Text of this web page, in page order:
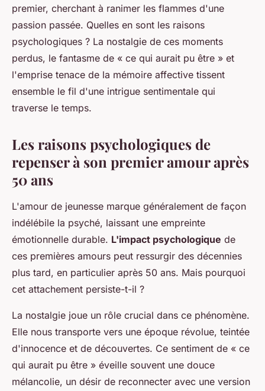
premier, cherchant à ranimer les flammes d'une
passion passée. Quelles en sont les raisons
psychologiques ? La nostalgie de ces moments
perdus, le fantasme de « ce qui aurait pu être » et
l'emprise tenace de la mémoire affective tissent
ensemble le fil d'une intrigue sentimentale qui
traverse le temps.
Les raisons psychologiques de
repenser à son premier amour après
50 ans
L'amour de jeunesse marque généralement de façon
indélébile la psyché, laissant une empreinte
émotionnelle durable. L'impact psychologique de
ces premières amours peut ressurgir des décennies
plus tard, en particulier après 50 ans. Mais pourquoi
cet attachement persiste-t-il ?
La nostalgie joue un rôle crucial dans ce phénomène.
Elle nous transporte vers une époque révolue, teintée
d'innocence et de découvertes. Ce sentiment de « ce
qui aurait pu être » éveille souvent une douce
mélancolie, un désir de reconnecter avec une version